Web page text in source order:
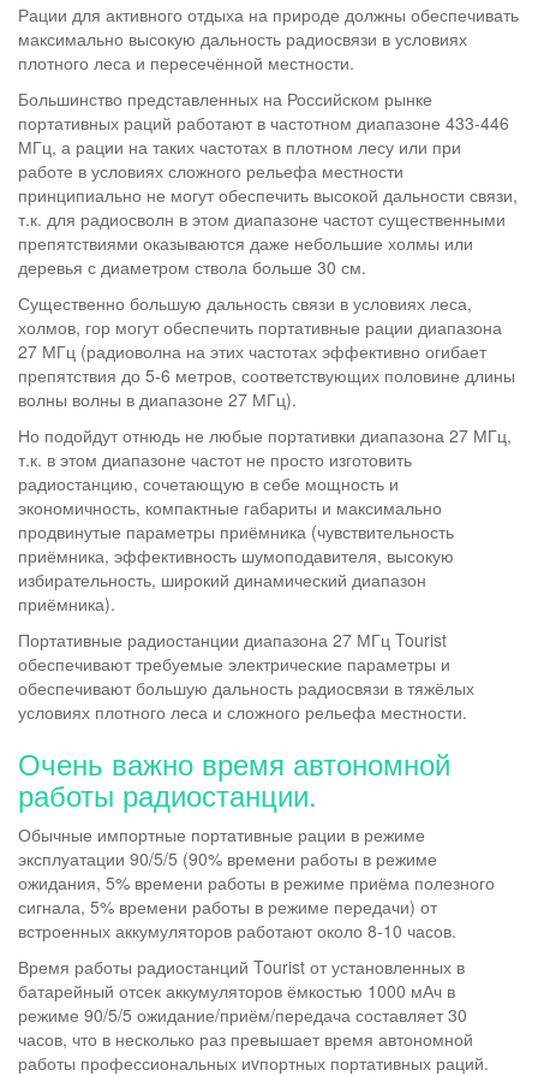
Рации для активного отдыха на природе должны обеспечивать
максимально высокую дальность радиосвязи в условиях
плотного леса и пересечённой местности.
Большинство представленных на Российском рынке
портативных раций работают в частотном диапазоне 433-446
МГц, а рации на таких частотах в плотном лесу или при
работе в условиях сложного рельефа местности
принципиально не могут обеспечить высокой дальности связи,
т.к. для радиосволн в этом диапазоне частот существенными
препятствиями оказываются даже небольшие холмы или
деревья с диаметром ствола больше 30 см.
Существенно большую дальность связи в условиях леса,
холмов, гор могут обеспечить портативные рации диапазона
27 МГц (радиоволна на этих частотах эффективно огибает
препятствия до 5-6 метров, соответствующих половине длины
волны волны в диапазоне 27 МГц).
Но подойдут отнюдь не любые портативки диапазона 27 МГц,
т.к. в этом диапазоне частот не просто изготовить
радиостанцию, сочетающую в себе мощность и
экономичность, компактные габариты и максимально
продвинутые параметры приёмника (чувствительность
приёмника, эффективность шумоподавителя, высокую
избирательность, широкий динамический диапазон
приёмника).
Портативные радиостанции диапазона 27 МГц Tourist
обеспечивают требуемые электрические параметры и
обеспечивают большую дальность радиосвязи в тяжёлых
условиях плотного леса и сложного рельефа местности.
Очень важно время автономной
работы радиостанции.
Обычные импортные портативные рации в режиме
эксплуатации 90/5/5 (90% времени работы в режиме
ожидания, 5% времени работы в режиме приёма полезного
сигнала, 5% времени работы в режиме передачи) от
встроенных аккумуляторов работают около 8-10 часов.
Время работы радиостанций Tourist от установленных в
батарейный отсек аккумуляторов ёмкостью 1000 мАч в
режиме 90/5/5 ожидание/приём/передача составляет 30
часов, что в несколько раз превышает время автономной
работы профессиональных иvпортных портативных раций.